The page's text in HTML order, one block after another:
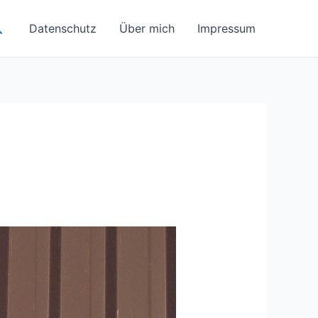
Datenschutz Über mich Impressum